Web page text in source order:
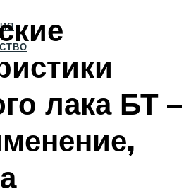
лака БТ –